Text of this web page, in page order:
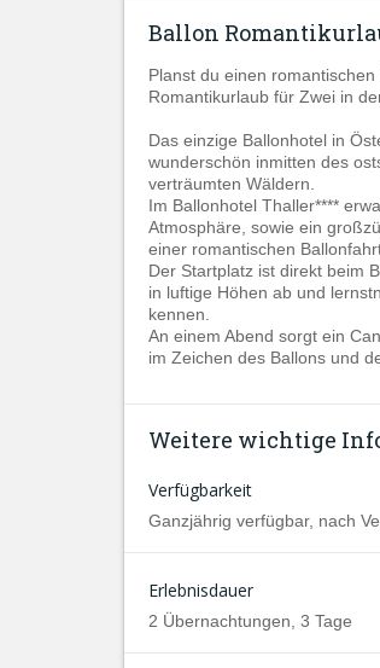
Ballon
Planst du einen
Romantikurlaub für Zwei in
Das einzige Ballonhotel in
wunderschön inmitten des
verträumten Wäldern.
Im Ballonhotel Thaller****
Atmosphäre, sowie ein
einer romantischen
Der Startplatz ist direkt beim
in luftige Höhen ab und
kennen.
An einem Abend sorgt ein
im Zeichen des Ballons und
Weitere wichtige
Verfügbarkeit
Ganzjährig verfügbar, nach
Erlebnisdauer
2 Übernachtungen, 3 Tage